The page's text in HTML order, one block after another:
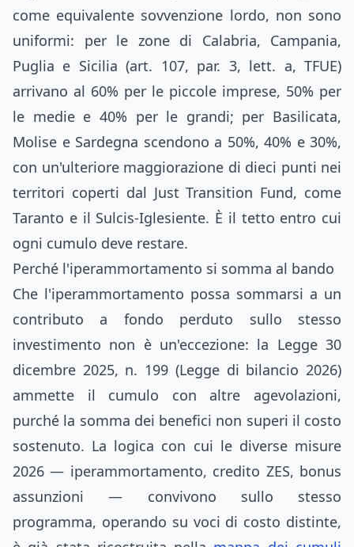
come equivalente sovvenzione lordo, non sono
uniformi: per le zone di Calabria, Campania,
Puglia e Sicilia (art. 107, par. 3, lett. a, TFUE)
arrivano al 60% per le piccole imprese, 50% per
le medie e 40% per le grandi; per Basilicata,
Molise e Sardegna scendono a 50%, 40% e 30%,
con un'ulteriore maggiorazione di dieci punti nei
territori coperti dal Just Transition Fund, come
Taranto e il Sulcis-Iglesiente. È il tetto entro cui
ogni cumulo deve restare.
Perché l'iperammortamento si somma al bando
Che l'iperammortamento possa sommarsi a un
contributo a fondo perduto sullo stesso
investimento non è un'eccezione: la Legge 30
dicembre 2025, n. 199 (Legge di bilancio 2026)
ammette il cumulo con altre agevolazioni,
purché la somma dei benefici non superi il costo
sostenuto. La logica con cui le diverse misure
2026 — iperammortamento, credito ZES, bonus
assunzioni — convivono sullo stesso
programma, operando su voci di costo distinte,